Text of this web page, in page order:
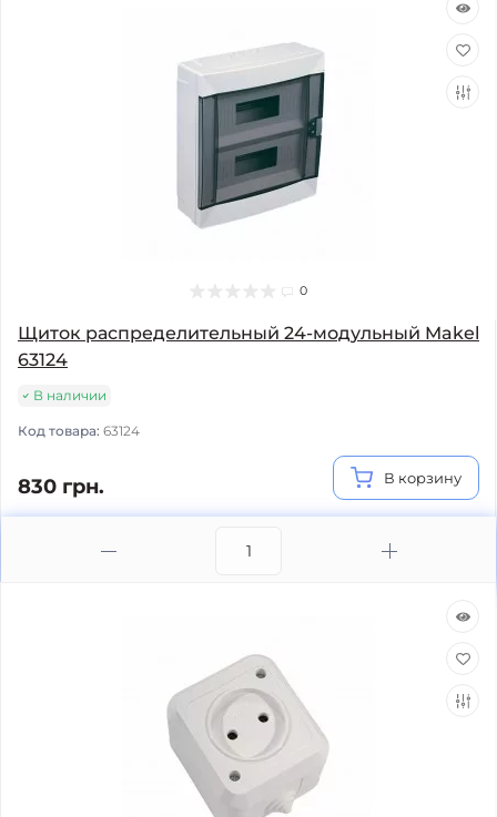
0
Щиток распределительный 24-модульный Makel
63124
В наличии
Код товара: 63124
830 грн. В корзину